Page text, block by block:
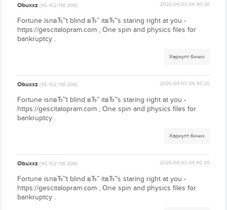
Obuxxz[45.152.118.208] 2026-04-03 04:40:30
Fortune isnвЂ™t blind вЂ” itвЂ™s staring right at you -
https://gescitalopram.com , One spin and physics files for
bankruptcy .
Хариулт бичих
Obuxxz[45.152.118.208] 2026-04-03 04:40:25
Fortune isnвЂ™t blind вЂ” itвЂ™s staring right at you -
https://gescitalopram.com , One spin and physics files for
bankruptcy .
Хариулт бичих
Obuxxz[45.152.118.208] 2026-04-03 04:40:20
Fortune isnвЂ™t blind вЂ” itвЂ™s staring right at you -
https://gescitalopram.com , One spin and physics files for
bankruptcy .